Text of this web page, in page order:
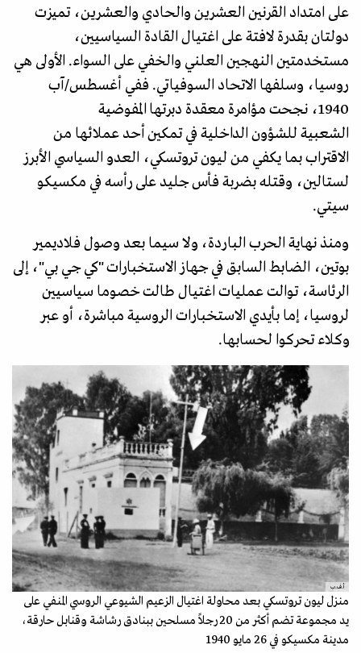
على امتداد القرنين العشرين والحادي والعشرين، تميزت
دولتان بقدرة لافتة على اغتيال القادة السياسيين،
مستخدمتين النهجين العلني والخفي على السواء. الأولى هي
روسيا، وسلفها الاتحاد السوفياتي. ففي أغسطس/آب
1940، نجحت مؤامرة معقدة دبرتها المفوضية
الشعبية للشؤون الداخلية في تمكين أحد عملائها من
الاقتراب بما يكفي من ليون تروتسكي، العدو السياسي الأبرز
لستالين، وقتله بضربة فأس جليد على رأسه في مكسيكو
سيتي.
ومنذ نهاية الحرب الباردة، ولا سيما بعد وصول فلاديمير
بوتين، الضابط السابق في جهاز الاستخبارات "كي جي بي"، إلى
الرئاسة، توالت عمليات اغتيال طالت خصوما سياسيين
لروسيا، إما بأيدي الاستخبارات الروسية مباشرة، أو عبر
وكلاء تحركوا لحسابها.
أ.ف.ب
منزل ليون تروتسكي بعد محاولة اغتيال الزعيم الشيوعي الروسي المنفي على
يد مجموعة تضم أكثر من 20 رجلاً مسلحين ببنادق رشاشة وقنابل حارقة،
مدينة مكسيكو في 26 مايو 1940